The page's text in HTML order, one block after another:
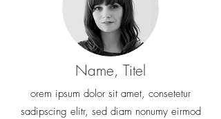
Name, Titel
orem ipsum dolor sit amet, consetetur
sadipscing elitr, sed diam nonumy eirmod